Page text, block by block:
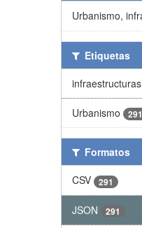
Urbanismo,
Etiquetas
Urbanismo 291
Formatos
CSV
291
JSON 291